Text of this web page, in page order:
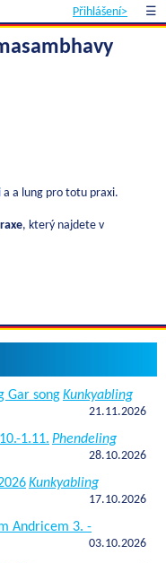
Přihlášení> ☰
a a lung pro totu praxi.
, který najdete v
Gar songKunkyabling
21.11.2026
1.11. Phendeling
28.10.2026
Kunkyabling
17.10.2026
Andricem 3. -
03.10.2026